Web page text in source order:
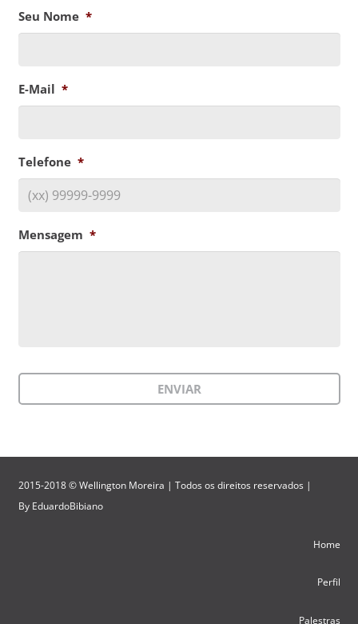
Seu Nome *
E-Mail *
Telefone *
Mensagem *
2015-2018 © Wellington Moreira | Todos os direitos reservados |
By EduardoBibiano
Home
Perfil
Palestras